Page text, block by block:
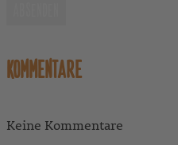
KOMMENTARE
Keine Kommentare